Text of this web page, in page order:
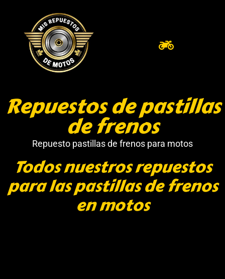
Repuestos de pastillas
de frenos
Repuesto pastillas de frenos para motos
Todos nuestros repuestos
para las pastillas de frenos
en motos